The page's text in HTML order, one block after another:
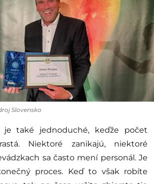
Slovensko
také jednoduché, keďže počet
Niektoré zanikajú, niektoré
sa často mení personál. Je
proces. Keď to však robíte